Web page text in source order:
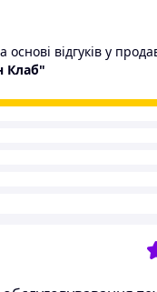
основі відгуків у
Клаб"